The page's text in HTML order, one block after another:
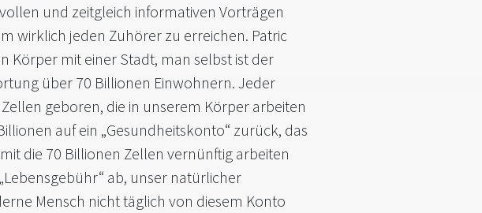
und zeitgleich informativen Vorträgen
wirklich jeden Zuhörer zu erreichen. Patric
Körper mit einer Stadt, man selbst ist der
über 70 Billionen Einwohnern. Jeder
geboren, die in unserem Körper arbeiten
auf ein „Gesundheitskonto“ zurück, das
die 70 Billionen Zellen vernünftig arbeiten
ab, unser natürlicher
Mensch nicht täglich von diesem Konto